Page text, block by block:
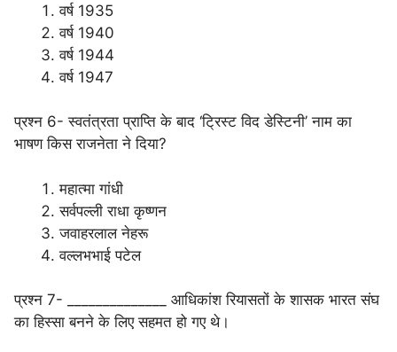
वर्ष 1935
वर्ष 1940
वर्ष 1944
वर्ष 1947
प्रश्न 6- स्वतंत्रता प्राप्ति के बाद ‘ट्रिस्ट विद डेस्टिनी’ नाम का
भाषण किस राजनेता ने दिया?
महात्मा गांधी
सर्वपल्ली राधा कृष्णन
जवाहरलाल नेहरू
वल्लभभाई पटेल
प्रश्न 7- ______________ आधिकांश रियासतों के शासक भारत संघ
का हिस्सा बनने के लिए सहमत हो गए थे।